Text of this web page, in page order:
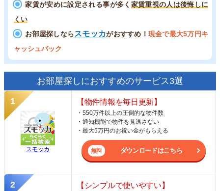
家賃が安めに設定される事が多く 家賃重視の人は後悔しに
くい
お部屋探しならスモッカがおすすめ！ 現金で最大5万円キ
ャッシュバック
お部屋探しにおすすめのサービス3選
スモッカ
【物件情報を毎日更新】
・550万件以上の圧倒的な物件数
・通知機能で物件を見逃さない
・最大5万円のお祝い金がもらえる
ダウンロードはこちら
【シンプルで使いやすい】